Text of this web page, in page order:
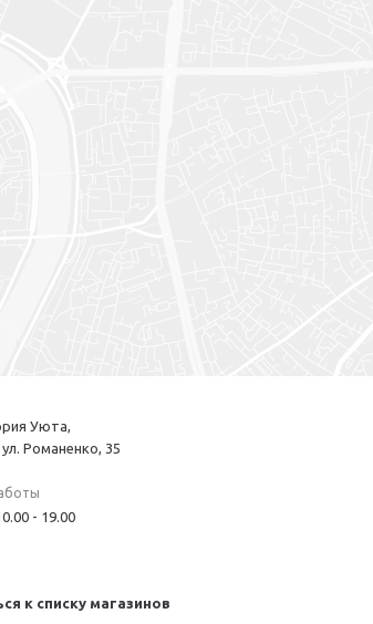
Уюта,
ул. Романенко, 35
- 19.00
к списку магазинов